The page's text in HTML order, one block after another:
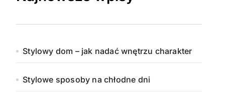
Stylowy dom – jak nadać wnętrzu charakter
Stylowe sposoby na chłodne dni